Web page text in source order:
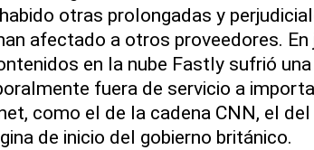
otras prolongadas y
afectado a otros proveedores.
en la nube Fastly sufrió
fuera de servicio a
como el de la cadena CNN, el
de inicio del gobierno británico.